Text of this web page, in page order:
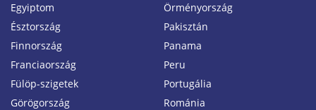
Egyiptom
Észtország
Finnország
Franciaország
Fülöp-szigetek
Görögország
Örményország
Pakisztán
Panama
Peru
Portugália
Románia